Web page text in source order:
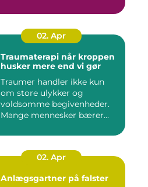
02. Apr
Traumaterapi når kroppen
husker mere end vi gør
Traumer handler ikke kun
om store ulykker og
voldsomme begivenheder.
Mange mennesker bærer
02. Apr
Anlægsgartner på falster